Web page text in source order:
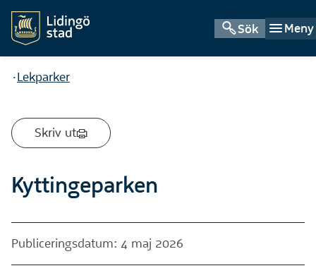
Sök Meny
Du är här:
Lekparker
Skriv ut
Kyttingeparken
Publiceringsdatum: 4 maj 2026